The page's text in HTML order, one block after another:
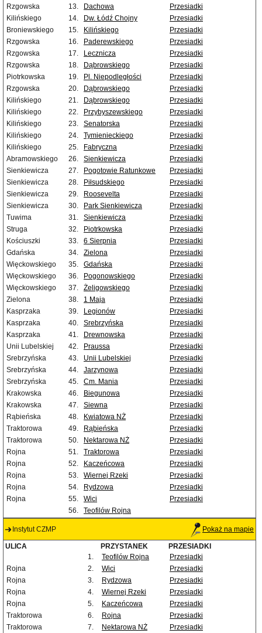
Rzgowska
13. Dachowa
Przesiadki
Kilińskiego
14. Dw. Łódź Chojny
Przesiadki
Broniewskiego
15. Kilińskiego
Przesiadki
Rzgowska
16. Paderewskiego
Przesiadki
Rzgowska
17. Lecznicza
Przesiadki
Rzgowska
18. Dąbrowskiego
Przesiadki
Piotrkowska
19. Pl. Niepodległości
Przesiadki
Rzgowska
20. Dąbrowskiego
Przesiadki
Kilińskiego
21. Dąbrowskiego
Przesiadki
Kilińskiego
22. Przybyszewskiego
Przesiadki
Kilińskiego
23. Senatorska
Przesiadki
Kilińskiego
24. Tymienieckiego
Przesiadki
Kilińskiego
25. Fabryczna
Przesiadki
Abramowskiego
26. Sienkiewicza
Przesiadki
Sienkiewicza
27. Pogotowie Ratunkowe
Przesiadki
Sienkiewicza
28. Piłsudskiego
Przesiadki
Sienkiewicza
29. Roosevelta
Przesiadki
Sienkiewicza
30. Park Sienkiewicza
Przesiadki
Tuwima
31. Sienkiewicza
Przesiadki
Struga
32. Piotrkowska
Przesiadki
Kościuszki
33. 6 Sierpnia
Przesiadki
Gdańska
34. Zielona
Przesiadki
Więckowskiego
35. Gdańska
Przesiadki
Więckowskiego
36. Pogonowskiego
Przesiadki
Więckowskiego
37. Żeligowskiego
Przesiadki
Zielona
38. 1 Maja
Przesiadki
Kasprzaka
39. Legionów
Przesiadki
Kasprzaka
40. Srebrzyńska
Przesiadki
Kasprzaka
41. Drewnowska
Przesiadki
Unii Lubelskiej
42. Praussa
Przesiadki
Srebrzyńska
43. Unii Lubelskiej
Przesiadki
Srebrzyńska
44. Jarzynowa
Przesiadki
Srebrzyńska
45. Cm. Mania
Przesiadki
Krakowska
46. Biegunowa
Przesiadki
Krakowska
47. Siewna
Przesiadki
Rąbieńska
48. Kwiatowa NŻ
Przesiadki
Traktorowa
49. Rąbieńska
Przesiadki
Traktorowa
50. Nektarowa NŻ
Przesiadki
Rojna
51. Traktorowa
Przesiadki
Rojna
52. Kaczeńcowa
Przesiadki
Rojna
53. Wiernej Rzeki
Przesiadki
Rojna
54. Rydzowa
Przesiadki
Rojna
55. Wici
Przesiadki
56.
Teofilów Rojna
Instytut CZMP Pokaż na mapie
ULICA PRZYSTANEK
PRZESIADKI
1.
Teofilów Rojna
Przesiadki
Rojna
2. Wici
Przesiadki
Rojna
3. Rydzowa
Przesiadki
Rojna
4. Wiernej Rzeki
Przesiadki
Rojna
5. Kaczeńcowa
Przesiadki
Traktorowa
6. Rojna
Przesiadki
Traktorowa
7. Nektarowa NŻ
Przesiadki